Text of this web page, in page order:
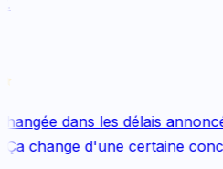
dans les délais
change d'une certaine